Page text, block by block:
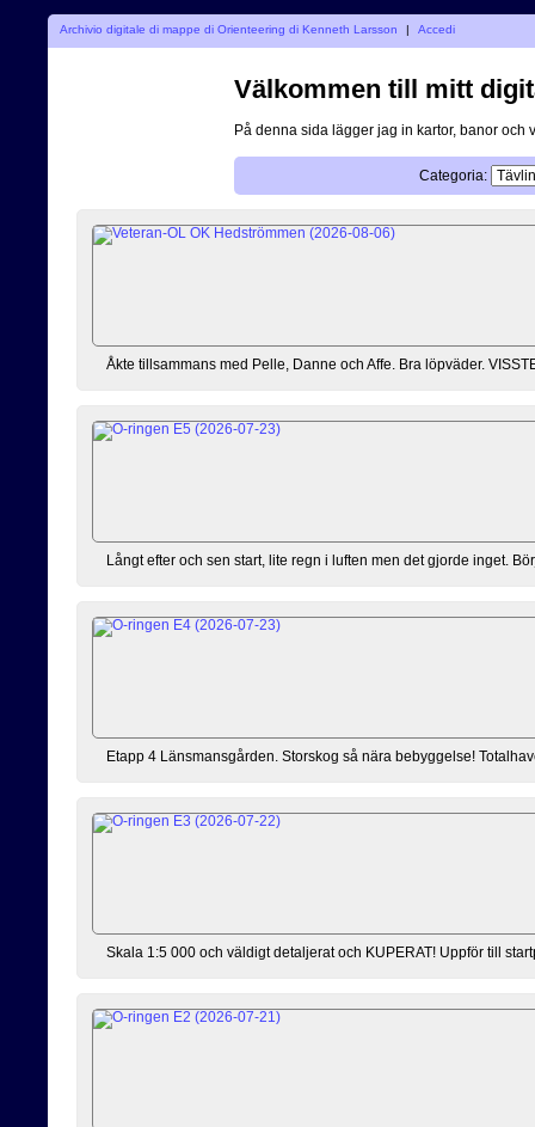
Archivio digitale di mappe di Orienteering di Kenneth Larsson | Accedi
Välkommen till mitt
På denna sida lägger jag in kartor, banor och
Categoria:
Åkte tillsammans med Pelle, Danne och Affe. Bra löpväder.
Långt efter och sen start, lite regn i luften men det gjorde inget.
Etapp 4 Länsmansgården. Storskog så nära bebyggelse!
Skala 1:5 000 och väldigt detaljerat och KUPERAT! Uppför till